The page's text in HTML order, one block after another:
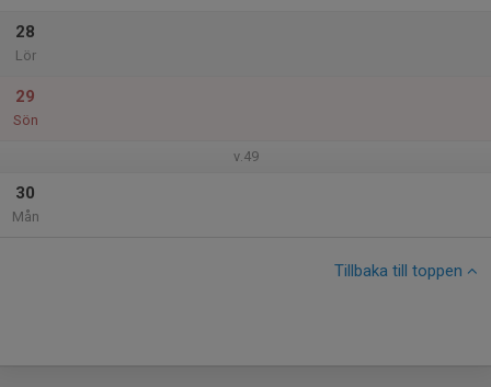
28
Lör
29
Sön
v.49
30
Mån
Tillbaka till toppen